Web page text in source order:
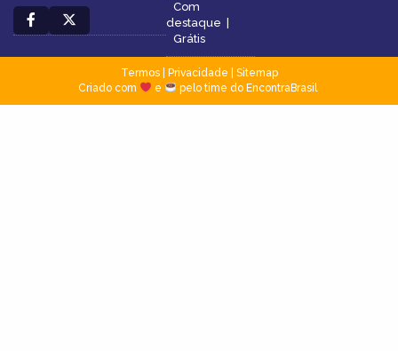
Com
destaque |
Grátis
Termos| Privacidade
Sitemap
Criado com
e pelo time do EncontraBrasil